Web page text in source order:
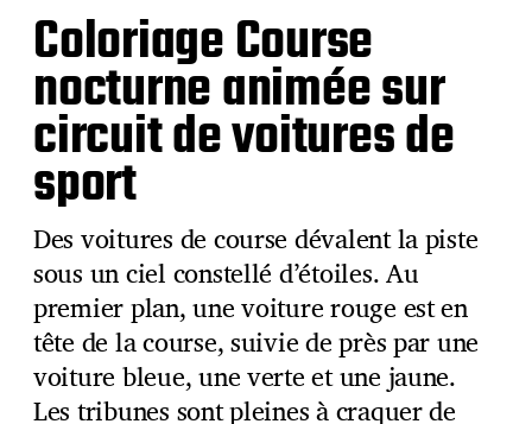
Coloriage Course
nocturne animée sur
circuit de voitures de
sport
Des voitures de course dévalent la piste
sous un ciel constellé d’étoiles. Au
premier plan, une voiture rouge est en
tête de la course, suivie de près par une
voiture bleue, une verte et une jaune.
Les tribunes sont pleines à craquer de